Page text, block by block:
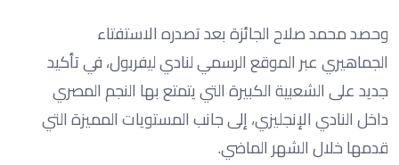
وحصد محمد صلاح الجائزة بعد تصدره الاستفتاء
الجماهيري عبر الموقع الرسمي لنادي ليفربول، في تأكيد
جديد على الشعبية الكبيرة التي يتمتع بها النجم المصري
داخل النادي الإنجليزي، إلى جانب المستويات المميزة التي
قدمها خلال الشهر الماضي.